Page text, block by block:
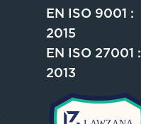
EN ISO 9001 :
2015
EN ISO 27001 :
2013